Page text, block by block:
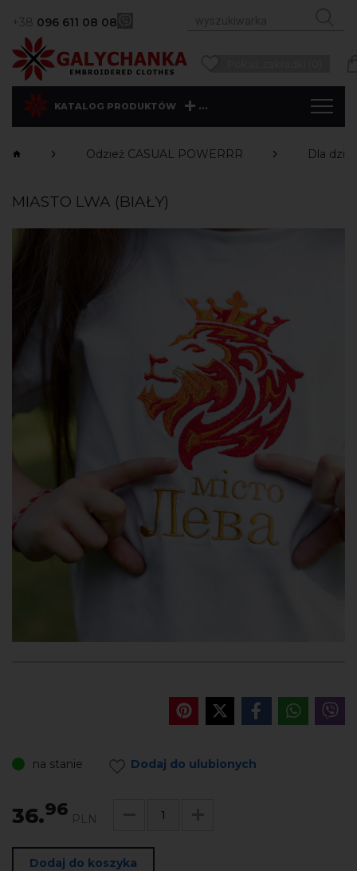
+38 096 611 08 08
KATALOG PRODUKTÓW ...
Odzież CASUAL POWERRR Dla
MIASTO LWA (BIAŁY)
na stanie Dodaj do ulubionych
36.96 PLN
Dodaj do koszyka